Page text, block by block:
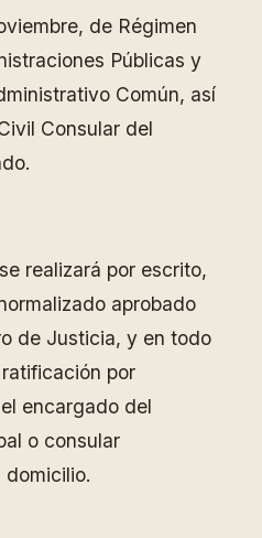
de Régimen
Públicas y
Común, así
Consular del
por escrito,
aprobado
de Justicia, y en todo
por
encargado del
o consular
domicilio.